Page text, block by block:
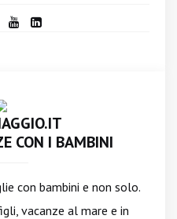
CON I BAMBINI
con bambini e non solo.
vacanze al mare e in